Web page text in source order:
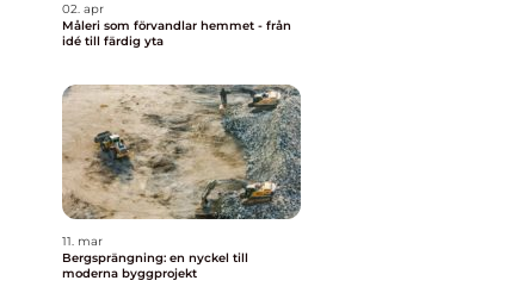
02. apr
Måleri som förvandlar hemmet - från
idé till färdig yta
11. mar
Bergsprängning: en nyckel till
moderna byggprojekt